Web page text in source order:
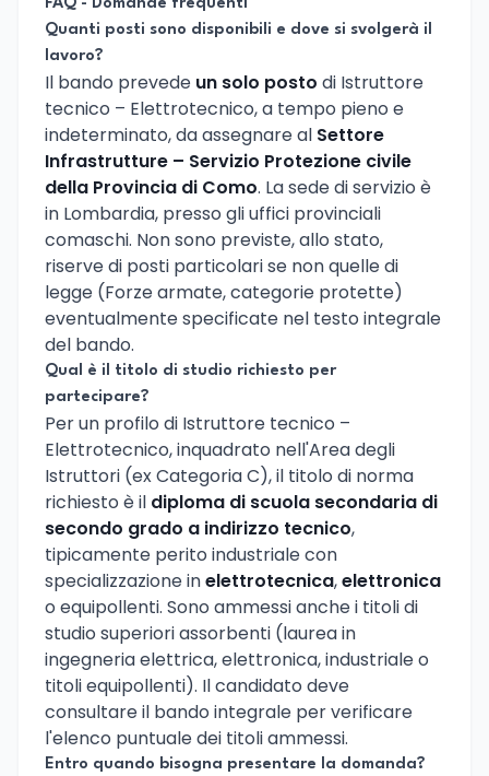
FAQ - Domande frequenti
Quanti posti sono disponibili e dove si svolgerà il
lavoro?
Il bando prevede un solo posto di Istruttore
tecnico – Elettrotecnico, a tempo pieno e
indeterminato, da assegnare al Settore
Infrastrutture – Servizio Protezione civile
della Provincia di Como. La sede di servizio è
in Lombardia, presso gli uffici provinciali
comaschi. Non sono previste, allo stato,
riserve di posti particolari se non quelle di
legge (Forze armate, categorie protette)
eventualmente specificate nel testo integrale
del bando.
Qual è il titolo di studio richiesto per
partecipare?
Per un profilo di Istruttore tecnico –
Elettrotecnico, inquadrato nell'Area degli
Istruttori (ex Categoria C), il titolo di norma
richiesto è il diploma di scuola secondaria di
secondo grado a indirizzo tecnico,
tipicamente perito industriale con
specializzazione inelettrotecnica,elettronica
o equipollenti. Sono ammessi anche i titoli di
studio superiori assorbenti (laurea in
ingegneria elettrica, elettronica, industriale o
titoli equipollenti). Il candidato deve
consultare il bando integrale per verificare
l'elenco puntuale dei titoli ammessi.
Entro quando bisogna presentare la domanda?